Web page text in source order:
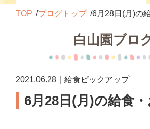
TOP ブログトップ 6月28日(月)の
白山園ブロ
2021.06.28｜給食ピックアップ
6月28日(月)の給食